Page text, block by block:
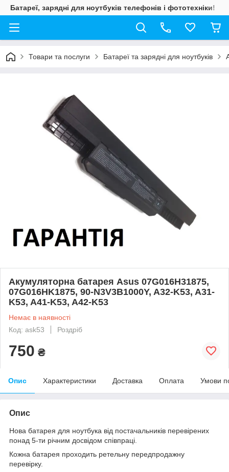
Батареї, зарядні для ноутбуків телефонів і фототехніки!
Товари та послуги Батареї та зарядні для ноутбуків
Акумуляторна батарея Asus 07G016H31875,
07G016HK1875, 90-N3V3B1000Y, A32-K53, A31-
K53, A41-K53, A42-K53
Немає в наявності
Код: ask53
Роздріб
750 ₴
Опис Характеристики Доставка Оплата Умови
Опис
Нова батарея для ноутбука від постачальників перевірених
понад 5-ти річним досвідом співпраці.
Кожна батарея проходить ретельну передпродажну
перевірку.